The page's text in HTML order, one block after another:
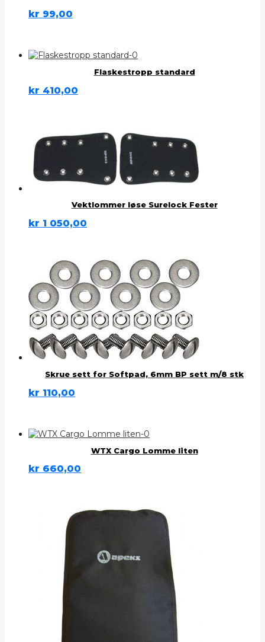
kr 99,00
Flaskestropp standard
kr 410,00
Vektlommer løse Surelock Fester
kr 1 050,00
Skrue sett for Softpad, 6mm BP sett m/8 stk
kr 110,00
WTX Cargo Lomme liten
kr 660,00